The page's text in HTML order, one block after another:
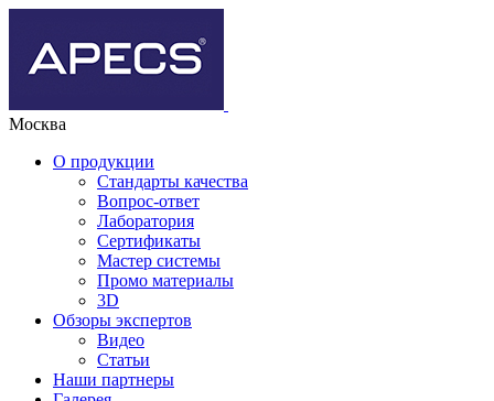
Москва
О продукции
Стандарты качества
Вопрос-ответ
Лаборатория
Сертификаты
Мастер системы
Промо материалы
3D
Обзоры экспертов
Видео
Статьи
Наши партнеры